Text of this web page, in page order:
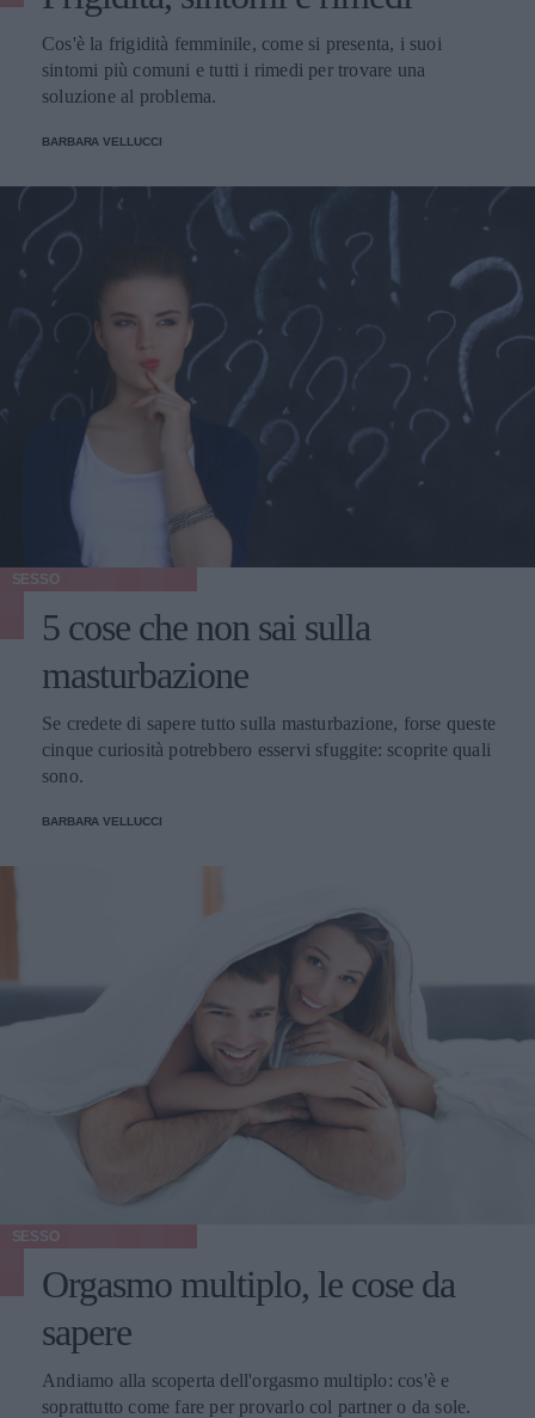
Cos'è la frigidità femminile, come si presenta, i suoi
sintomi più comuni e tutti i rimedi per trovare una
soluzione al problema.
BARBARA VELLUCCI
SESSO
5 cose che non sai sulla
masturbazione
Se credete di sapere tutto sulla masturbazione, forse queste
cinque curiosità potrebbero esservi sfuggite: scoprite quali
sono.
BARBARA VELLUCCI
SESSO
Orgasmo multiplo, le cose da
sapere
Andiamo alla scoperta dell'orgasmo multiplo: cos'è e
soprattutto come fare per provarlo col partner o da sole.